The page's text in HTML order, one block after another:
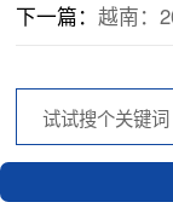
下一篇：越南：2024